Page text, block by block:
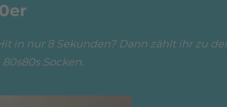
in nur 8 Sekunden? Dann zählt ihr zu
Socken.